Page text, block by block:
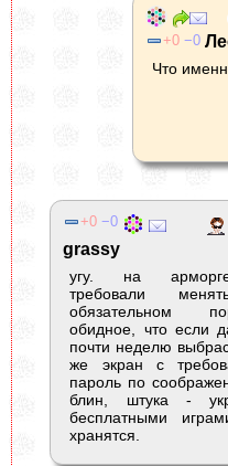
0 0
Что
0 0
grassy
угу. на
требовали
обязательном
обидное, что если
почти неделю
же экран с
пароль по
блин, штука -
бесплатными
хранятся.